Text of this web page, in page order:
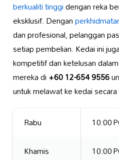
berkualiti tinggidengan reka
eksklusif. Dengan
dan profesional, pelanggan
setiap pembelian. Kedai ini
kompetitif dan ketelusan
mereka di+60 12-654 9556
untuk melawat ke kedai
Rabu
10:00
Khamis
10:00